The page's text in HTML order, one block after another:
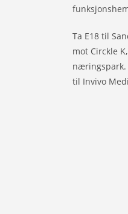
Ta E18 til
mot Circkle
næringspark.
til Invivo